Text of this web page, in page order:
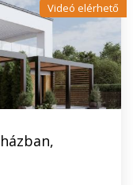
Videó elérhető